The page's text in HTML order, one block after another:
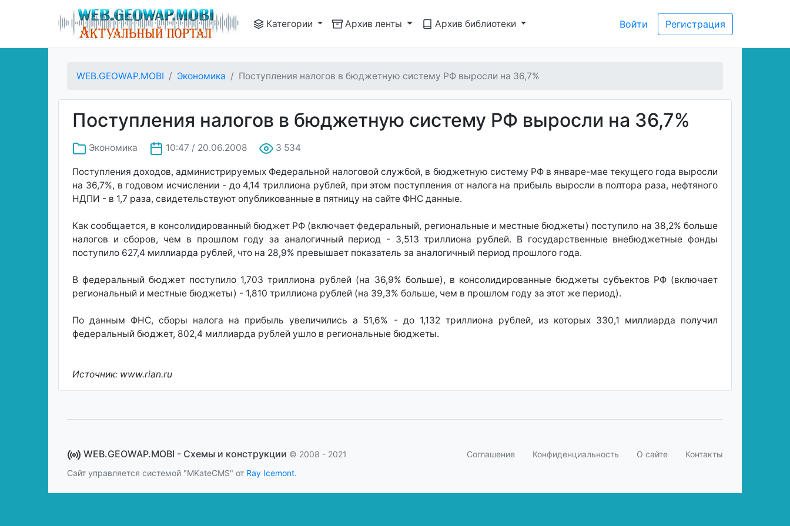
Категории Архив ленты Архив библиотеки Войти Регистрация
WEB.GEOWAP.MOBI Экономика Поступления налогов в бюджетную систему РФ выросли на 36,7%
Поступления налогов в бюджетную систему РФ выросли на 36,7%
Экономика 10:47 / 20.06.2008 3 534
Поступления доходов, администрируемых Федеральной налоговой службой, в бюджетную систему РФ в январе-мае текущего года выросли
на 36,7%, в годовом исчислении - до 4,14 триллиона рублей, при этом поступления от налога на прибыль выросли в полтора раза, нефтяного
НДПИ - в 1,7 раза, свидетельствуют опубликованные в пятницу на сайте ФНС данные.
Как сообщается, в консолидированный бюджет РФ (включает федеральный, региональные и местные бюджеты) поступило на 38,2% больше
налогов и сборов, чем в прошлом году за аналогичный период - 3,513 триллиона рублей. В государственные внебюджетные фонды
поступило 627,4 миллиарда рублей, что на 28,9% превышает показатель за аналогичный период прошлого года.
В федеральный бюджет поступило 1,703 триллиона рублей (на 36,9% больше), в консолидированные бюджеты субъектов РФ (включает
региональный и местные бюджеты) - 1,810 триллиона рублей (на 39,3% больше, чем в прошлом году за этот же период).
По данным ФНС, сборы налога на прибыль увеличились а 51,6% - до 1,132 триллиона рублей, из которых 330,1 миллиарда получил
федеральный бюджет, 802,4 миллиарда рублей ушло в региональные бюджеты.
Источник: www.rian.ru
WEB.GEOWAP.MOBI - Cхемы и конструкции © 2008 - 2021
Сайт управляется системой "MKateCMS" от Ray Icemont.
Соглашение Конфиденциальность О сайте Контакты